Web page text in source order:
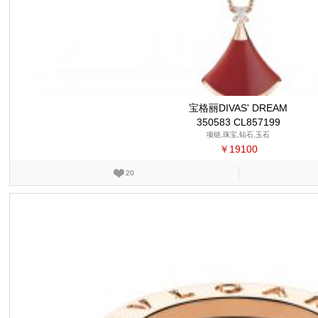
宝格丽DIVAS' DREAM
350583 CL857199
项链,珠宝,钻石,玉石
￥19100
20